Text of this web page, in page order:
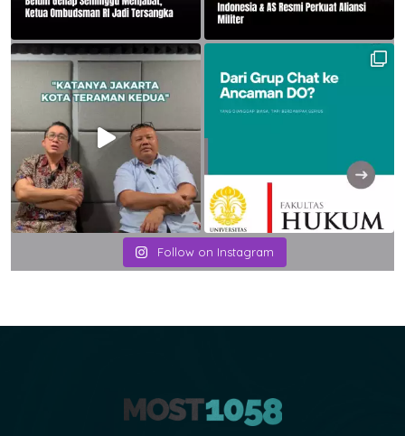
Follow on Instagram